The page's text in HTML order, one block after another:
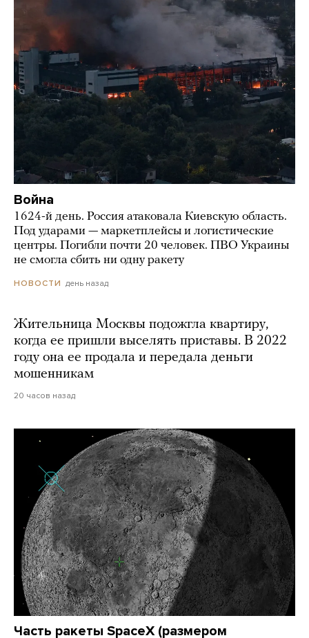
Война
1624-й день. Россия атаковала Киевскую область.
Под ударами — маркетплейсы и логистические
центры. Погибли почти 20 человек. ПВО Украины
не смогла сбить ни одну ракету
НОВОСТИ день назад
Жительница Москвы подожгла квартиру,
когда ее пришли выселять приставы. В 2022
году она ее продала и передала деньги
мошенникам
20 часов назад
Часть ракеты SpaceX (размером